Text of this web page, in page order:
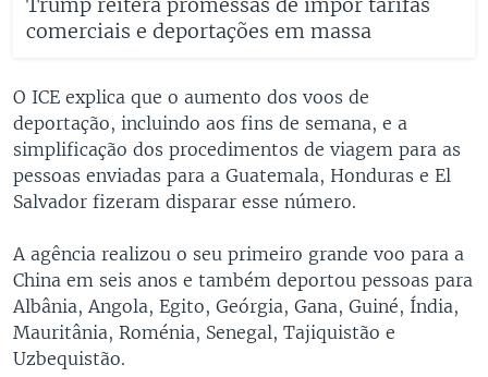
comerciais e deportações em massa
O ICE explica que o aumento dos voos de
deportação, incluindo aos fins de semana, e a
simplificação dos procedimentos de viagem para as
pessoas enviadas para a Guatemala, Honduras e El
Salvador fizeram disparar esse número.
A agência realizou o seu primeiro grande voo para a
China em seis anos e também deportou pessoas para
Albânia, Angola, Egito, Geórgia, Gana, Guiné, Índia,
Mauritânia, Roménia, Senegal, Tajiquistão e
Uzbequistão.